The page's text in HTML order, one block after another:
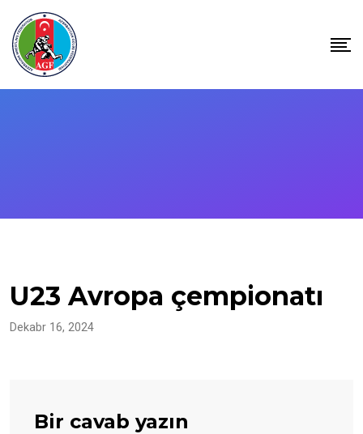
content
U23 Avropa çempionatı
Dekabr 16, 2024
Bir cavab yazın